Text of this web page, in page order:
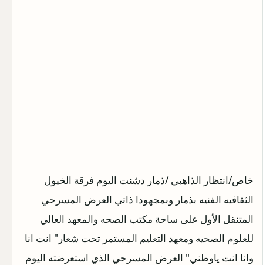
خاص/انتظار الذاهبي /ذمار دشنت اليوم فرقة الخيول
الثقافيه الفنيه بذمار وبمجهودا ذاتي العرض المسرحي
المتنقل الأول على ساحة مكتب الصحه والمعهد العالي
للعلوم الصحيه ومعهد التعليم المستمر تحت شعار" انت انا
وانا انت ياوطني" العرض المسرحي الذي استعرضته اليوم